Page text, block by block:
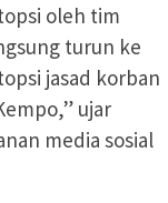
oleh tim
turun ke
jasad korban
ujar
media sosial